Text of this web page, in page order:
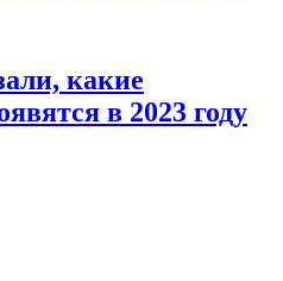
какие
в 2023 году